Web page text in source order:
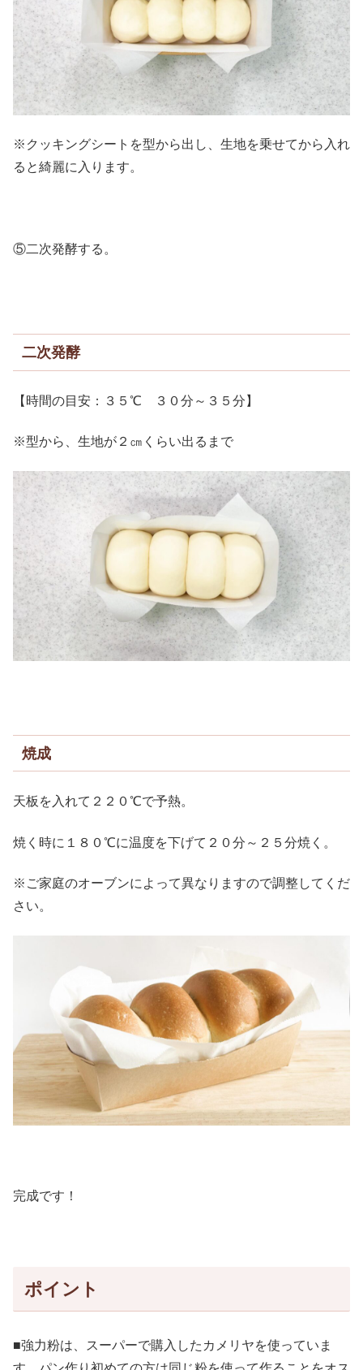
※クッキングシートを型から出し、生地を乗せてから入れ
ると綺麗に入ります。
⑤二次発酵する。
二次発酵
【時間の目安：３５℃ ３０分～３５分】
※型から、生地が２㎝くらい出るまで
焼成
天板を入れて２２０℃で予熱。
焼く時に１８０℃に温度を下げて２０分～２５分焼く。
※ご家庭のオーブンによって異なりますので調整してくだ
さい。
完成です！
ポイント
■強力粉は、スーパーで購入したカメリヤを使っていま